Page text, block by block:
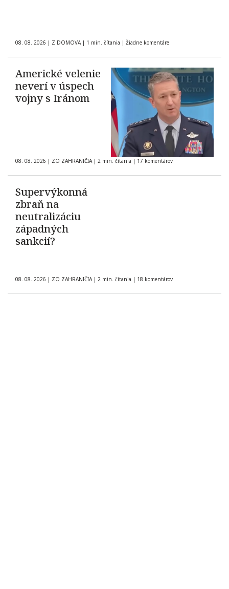
08. 08. 2026 | Z DOMOVA | 1 min. čítania | Žiadne komentáre
Americké velenie
neverí v úspech
vojny s Iránom
08. 08. 2026 | ZO ZAHRANIČIA | 2 min. čítania | 17 komentárov
Supervýkonná
zbraň na
neutralizáciu
západných
sankcií?
08. 08. 2026 | ZO ZAHRANIČIA | 2 min. čítania | 18 komentárov